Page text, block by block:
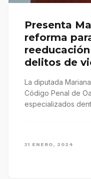
Presenta
reforma
delitos de
La diputada
Código Penal de
especializados
31 ENERO, 2024